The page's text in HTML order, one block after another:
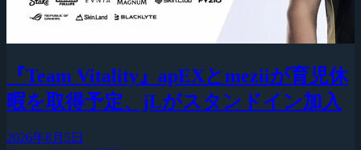
『Team Vitality』apEXとmeziiが育児休
暇を取得予定、jLがスタンドイン加入
2026年8月5日